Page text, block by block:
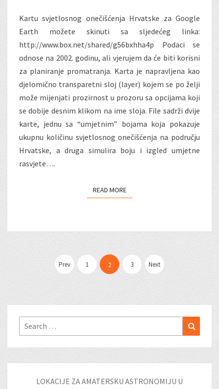
Kartu svjetlosnog onečišćenja Hrvatske za Google
Earth možete skinuti sa sljedećeg linka:
http://www.box.net/shared/g56bxhha4p Podaci se
odnose na 2002. godinu, ali vjerujem da će biti korisni
za planiranje promatranja. Karta je napravljena kao
djelomično transparetni sloj (layer) kojem se po želji
može mijenjati prozirnost u prozoru sa opcijama koji
se dobije desnim klikom na ime sloja. File sadrži dvije
karte, jednu sa “umjetnim” bojama koja pokazuje
ukupnu količinu svjetlosnog onečišćenja na području
Hrvatske, a druga simulira boju i izgled umjetne
rasvjete….
READ MOREREAD MORE
Posts
pagination
Prev 1 2 3 Next
Search
for:
LOKACIJE ZA AMATERSKU ASTRONOMIJU U